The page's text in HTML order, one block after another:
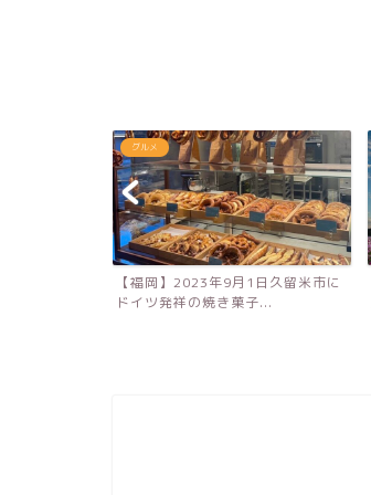
グルメ
【福岡】2023年9月1日久留米市に
ドイツ発祥の焼き菓子...